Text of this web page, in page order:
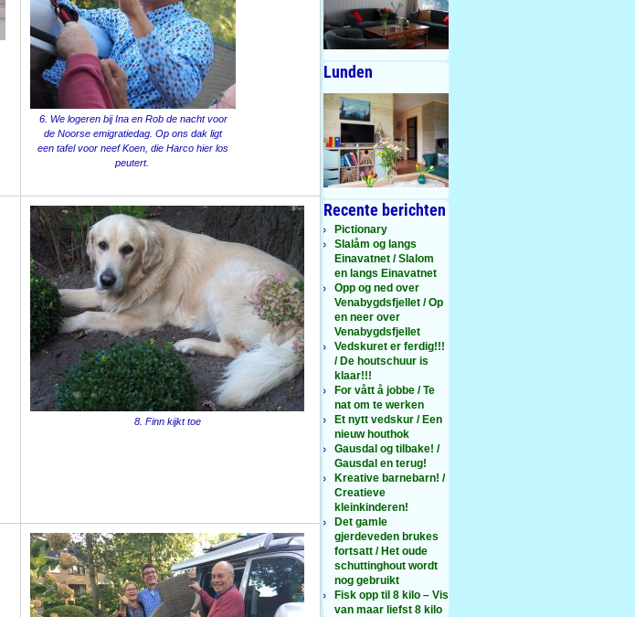
6. We logeren bij Ina en Rob de nacht voor
de Noorse emigratiedag. Op ons dak ligt
een tafel voor neef Koen, die Harco hier los
peutert.
8. Finn kijkt toe
Lunden
Recente berichten
Pictionary
Slalåm og langs
Einavatnet / Slalom
en langs Einavatnet
Opp og ned over
Venabygdsfjellet / Op
en neer over
Venabygdsfjellet
Vedskuret er ferdig!!!
/ De houtschuur is
klaar!!!
For vått å jobbe / Te
nat om te werken
Et nytt vedskur / Een
nieuw houthok
Gausdal og tilbake! /
Gausdal en terug!
Kreative barnebarn! /
Creatieve
kleinkinderen!
Det gamle
gjerdeveden brukes
fortsatt / Het oude
schuttinghout wordt
nog gebruikt
Fisk opp til 8 kilo – Vis
van maar liefst 8 kilo